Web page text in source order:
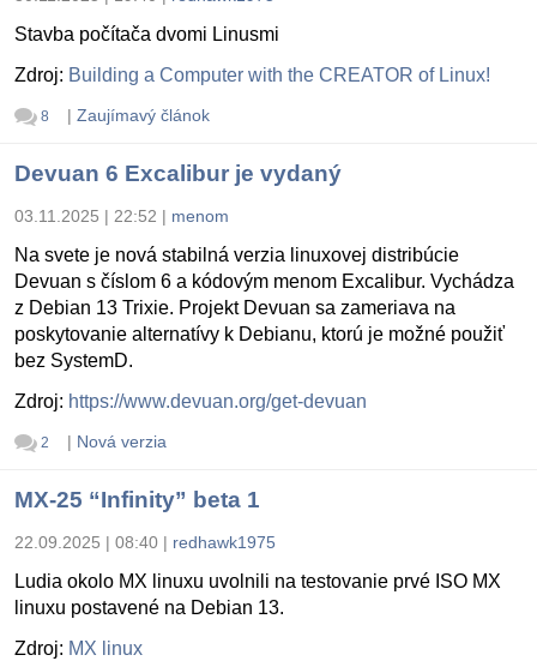
Stavba počítača dvomi Linusmi
Zdroj: Building a Computer with the CREATOR of Linux!
8 | Zaujímavý článok
Devuan 6 Excalibur je vydaný
03.11.2025 | 22:52 | menom
Na svete je nová stabilná verzia linuxovej distribúcie
Devuan s číslom 6 a kódovým menom Excalibur. Vychádza
z Debian 13 Trixie. Projekt Devuan sa zameriava na
poskytovanie alternatívy k Debianu, ktorú je možné použiť
bez SystemD.
Zdroj: https://www.devuan.org/get-devuan
2 | Nová verzia
MX-25 “Infinity” beta 1
22.09.2025 | 08:40 | redhawk1975
Ludia okolo MX linuxu uvolnili na testovanie prvé ISO MX
linuxu postavené na Debian 13.
Zdroj: MX linux